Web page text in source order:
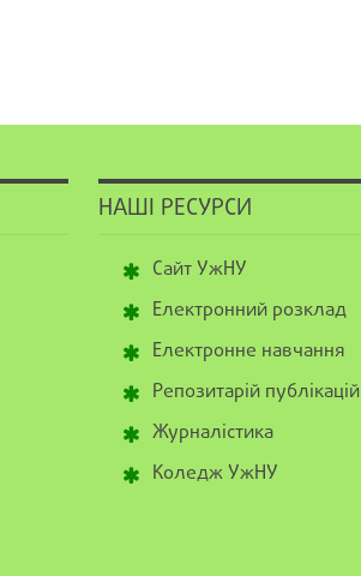
НАШІ РЕСУРСИ
Сайт УжНУ
Електронний розклад
Електронне навчання
Репозитарій публікацій
Журналістика
Коледж УжНУ